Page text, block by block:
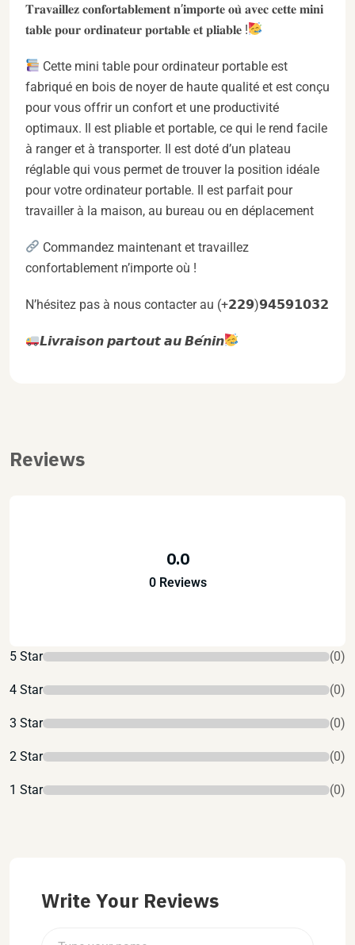
𝐓𝐫𝐚𝐯𝐚𝐢𝐥𝐥𝐞𝐳 𝐜𝐨𝐧𝐟𝐨𝐫𝐭𝐚𝐛𝐥𝐞𝐦𝐞𝐧𝐭 𝐧’𝐢𝐦𝐩𝐨𝐫𝐭𝐞 𝐨𝐮̀ 𝐚𝐯𝐞𝐜 𝐜𝐞𝐭𝐭𝐞 𝐦𝐢𝐧𝐢
𝐭𝐚𝐛𝐥𝐞 𝐩𝐨𝐮𝐫 𝐨𝐫𝐝𝐢𝐧𝐚𝐭𝐞𝐮𝐫 𝐩𝐨𝐫𝐭𝐚𝐛𝐥𝐞 𝐞𝐭 𝐩𝐥𝐢𝐚𝐛𝐥𝐞 !
Cette mini table pour ordinateur portable est
fabriqué en bois de noyer de haute qualité et est conçu
pour vous offrir un confort et une productivité
optimaux. Il est pliable et portable, ce qui le rend facile
à ranger et à transporter. Il est doté d’un plateau
réglable qui vous permet de trouver la position idéale
pour votre ordinateur portable. Il est parfait pour
travailler à la maison, au bureau ou en déplacement
Commandez maintenant et travaillez
confortablement n’importe où !
N’hésitez pas à nous contacter au (+𝟮𝟮𝟵)𝟵𝟰𝟱𝟵𝟭𝟬𝟯𝟮
𝙇𝙞𝙫𝙧𝙖𝙞𝙨𝙤𝙣 𝙥𝙖𝙧𝙩𝙤𝙪𝙩 𝙖𝙪 𝘽𝙚́𝙣𝙞𝙣
Reviews
0.0
0 Reviews
5 Star (0)
4 Star (0)
3 Star (0)
2 Star (0)
1 Star (0)
Write Your Reviews